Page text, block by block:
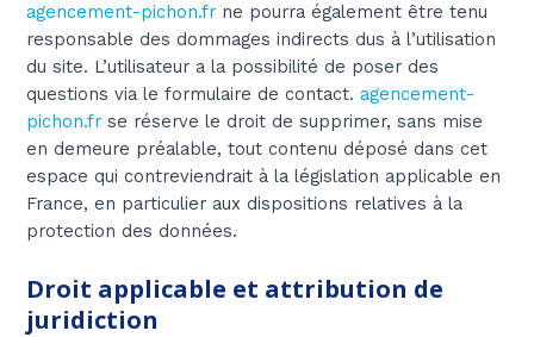
agencement-pichon.fr ne pourra également être tenu
responsable des dommages indirects dus à l’utilisation
du site. L’utilisateur a la possibilité de poser des
questions via le formulaire de contact. agencement-
pichon.fr se réserve le droit de supprimer, sans mise
en demeure préalable, tout contenu déposé dans cet
espace qui contreviendrait à la législation applicable en
France, en particulier aux dispositions relatives à la
protection des données.
Droit applicable et attribution de
juridiction